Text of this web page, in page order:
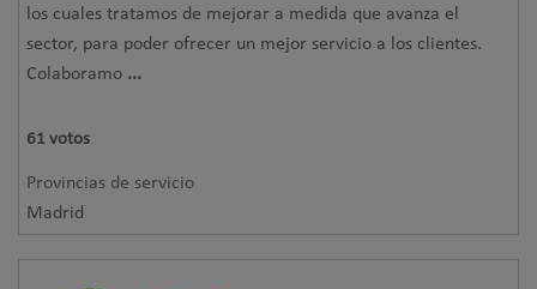
los cuales tratamos de mejorar a medida que avanza el
sector, para poder ofrecer un mejor servicio a los clientes.
Colaboramo ...
61 votos
Provincias de servicio
Madrid